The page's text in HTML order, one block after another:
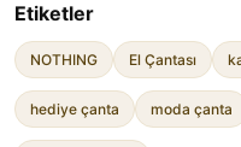
Etiketler
NOTHING El Çantası
hediye çanta moda çanta